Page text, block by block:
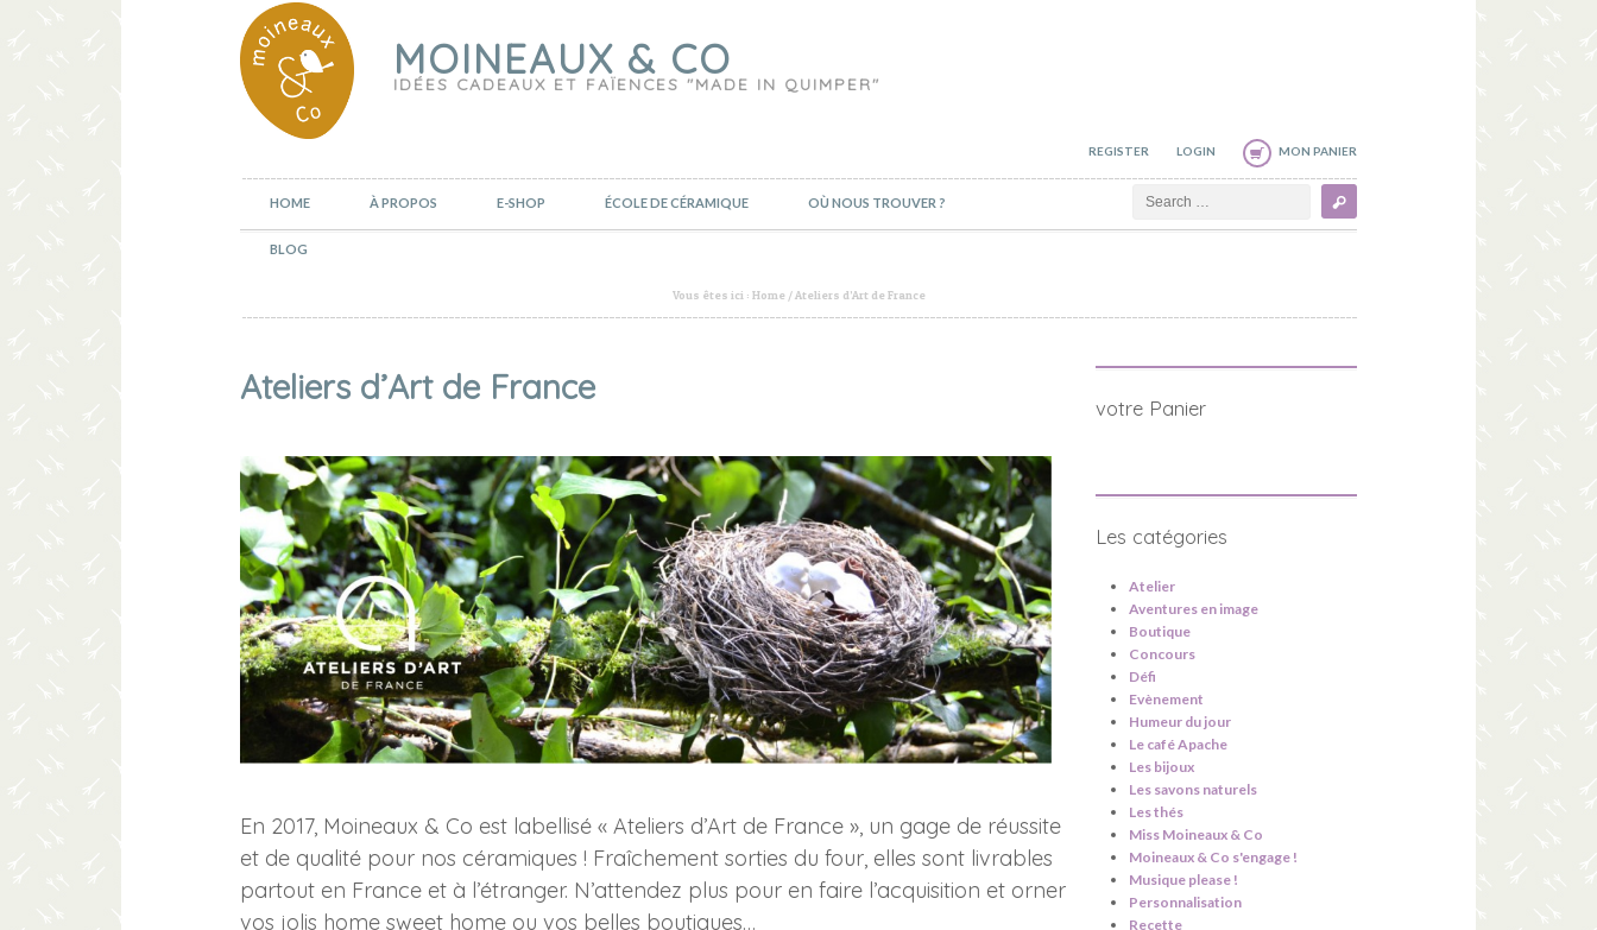
MOINEAUX & CO
IDÉES CADEAUX ET FAÏENCES "MADE IN QUIMPER"
REGISTER LOGIN MON PANIER
HOME À PROPOS E-SHOP ÉCOLE DE CÉRAMIQUE OÙ NOUS TROUVER ?
BLOG
Vous êtes ici : Home / Ateliers d’Art de France
Ateliers d’Art de France
En 2017, Moineaux & Co est labellisé « Ateliers d’Art de France », un gage de réussite
et de qualité pour nos céramiques ! Fraîchement sorties du four, elles sont livrables
partout en France et à l’étranger. N’attendez plus pour en faire l’acquisition et orner
vos jolis home sweet home ou vos belles boutiques…
votre Panier
Les catégories
Atelier
Aventures en image
Boutique
Concours
Défi
Evènement
Humeur du jour
Le café Apache
Les bijoux
Les savons naturels
Les thés
Miss Moineaux & Co
Moineaux & Co s'engage !
Musique please !
Personnalisation
Recette